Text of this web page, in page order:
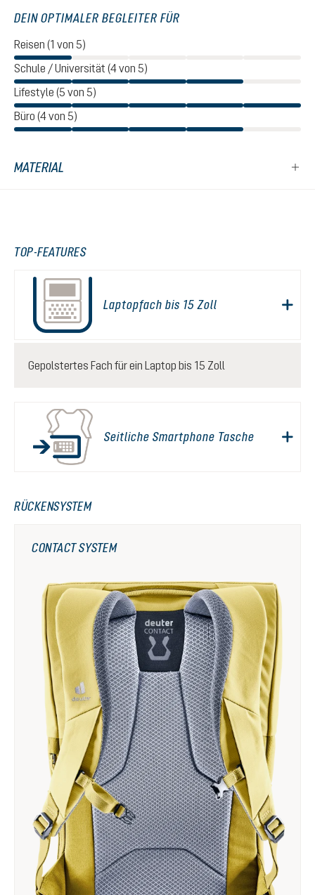
DEIN OPTIMALER BEGLEITER FÜR
Reisen (1 von 5)
Schule / Universität (4 von 5)
Lifestyle (5 von 5)
Büro (4 von 5)
MATERIAL
TOP-FEATURES
Laptopfach bis 15 Zoll
Gepolstertes Fach für ein Laptop bis 15 Zoll
Seitliche Smartphone Tasche
RÜCKENSYSTEM
CONTACT SYSTEM